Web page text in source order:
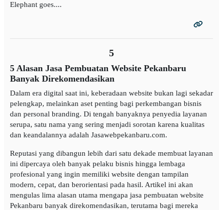
Elephant goes....
5
5 Alasan Jasa Pembuatan Website Pekanbaru
Banyak Direkomendasikan
Dalam era digital saat ini, keberadaan website bukan lagi sekadar
pelengkap, melainkan aset penting bagi perkembangan bisnis
dan personal branding. Di tengah banyaknya penyedia layanan
serupa, satu nama yang sering menjadi sorotan karena kualitas
dan keandalannya adalah Jasawebpekanbaru.com.
Reputasi yang dibangun lebih dari satu dekade membuat layanan
ini dipercaya oleh banyak pelaku bisnis hingga lembaga
profesional yang ingin memiliki website dengan tampilan
modern, cepat, dan berorientasi pada hasil. Artikel ini akan
mengulas lima alasan utama mengapa jasa pembuatan website
Pekanbaru banyak direkomendasikan, terutama bagi mereka